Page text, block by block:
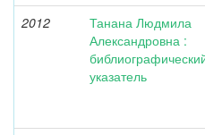
2012
Танана Людмила
Александровна :
указатель